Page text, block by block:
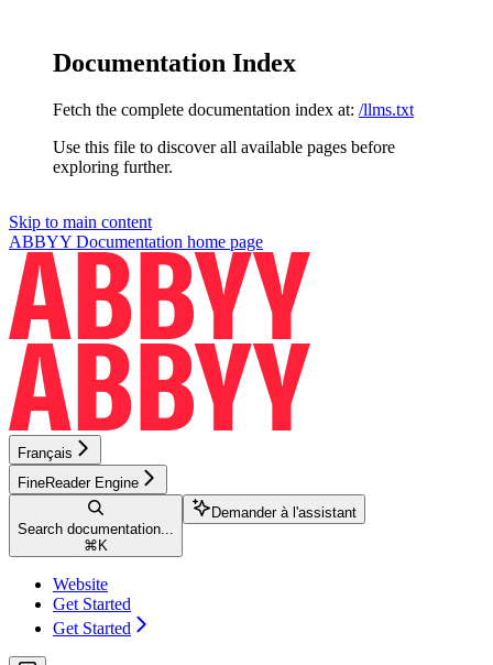
Documentation Index
Fetch the complete documentation index at: /llms.txt
Use this file to discover all available pages before
exploring further.
Skip to main content
ABBYY Documentation home page
Français
FineReader Engine
Search documentation...
⌘ K
Demander à l'assistant
Website
Get Started
Get Started